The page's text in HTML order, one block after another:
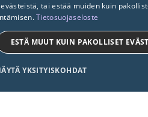
tai estää muiden kuin
Tietosuojaseloste
ESTÄ MUUT KUIN PAKOLLISET
YKSITYISKOHDAT